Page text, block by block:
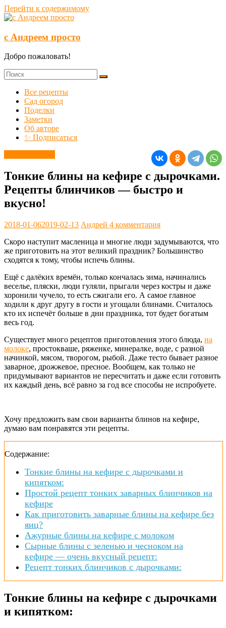
Перейти к содержимому
с Андреем просто
Добро пожаловать!
Все рецепты
Сад огород
Поделки
Заметки
Об авторе
✨ Подписаться
Тонкие блины на кефире с дырочками.
Рецепты блинчиков — быстро и
вкусно!
2018-01-062019-02-13 Андрей 4 комментария
Скоро наступит масленица и многие люди задумываются, что
же приготовить на этот великий праздник? Большинство
сходятся к тому, чтобы испечь блины.
Ещё с далёких времён, только кончалась зима, начинались
веселье, пляски, люди гуляли, прыгали через костры и даже
хоронили чучело, то есть сжигали его. А самое главное
ходили к друг другу в гости и угощали блинами. Считалось
кто их испечёт больше в дни праздника, тот будет богатым
весь год.
Существует много рецептов приготовления этого блюда, на
молоке, простокваше, ряженке, минералке, воде, с разной
начинкой, мясом, творогом, рыбой. Даже тесто бывает разное
заварное, дрожжевое, пресное. Вообщем, как только не
придумывают вариантов не пересчитать и даже если готовить
их каждый день, всё равно за год все способы не испробуете.
Хочу предложить вам свои варианты блинов на кефире,
думаю вам понравятся эти рецепты.
Содержание:
Тонкие блины на кефире с дырочками и
кипятком:
Простой рецепт тонких заварных блинчиков на
кефире
Как приготовить заварные блины на кефире без
яиц?
Ажурные блины на кефире с молоком
Сырные блины с зеленью и чесноком на
кефире — очень вкусный рецепт:
Рецепт тонких блинчиков с дырочками:
Тонкие блины на кефире с дырочками
и кипятком: